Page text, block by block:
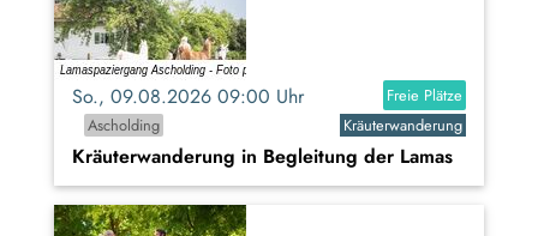
So., 09.08.2026 09:00 Uhr
Freie Plätze
Ascholding
Kräuterwanderung
Kräuterwanderung in Begleitung der Lamas